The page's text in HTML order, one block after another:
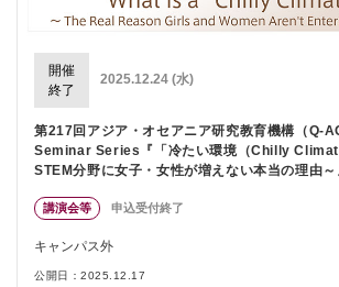
開催
終了
2025.12.24 (水)
第217回アジア・オセアニア研究教育機構（Q-
Seminar Series『「冷たい環境（Chilly
STEM分野に女子・女性が増えない本当の理由～
講演会等 申込受付終了
キャンパス外
公開日：2025.12.17